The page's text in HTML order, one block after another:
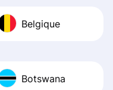
Belgique
Botswana